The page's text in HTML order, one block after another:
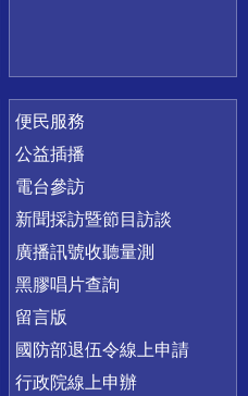
便民服務
公益插播
電台參訪
新聞採訪暨節目訪談
廣播訊號收聽量測
黑膠唱片查詢
留言版
國防部退伍令線上申請
行政院線上申辦